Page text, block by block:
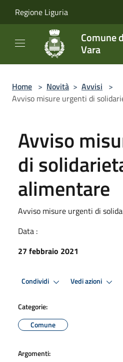
Regione Liguria
Comune
Vara
Home > Novità > Avvisi >
Avviso misure urgenti di
Avviso
di
alimentare
Avviso misure urgenti di
Data :
27 febbraio 2021
Condividi Vedi azioni
Categorie:
Comune
Argomenti: